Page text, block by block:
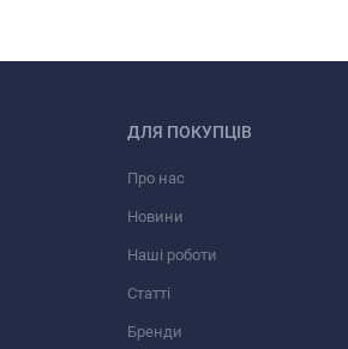
ДЛЯ ПОКУПЦІВ
Про нас
Новини
Наші роботи
Статті
Бренди